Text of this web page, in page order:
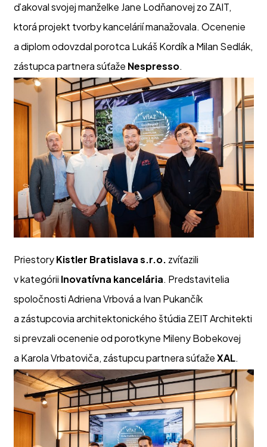
ďakoval svojej manželke Jane Lodňanovej zo ZAIT,
ktorá projekt tvorby kancelárií manažovala. Ocenenie
a diplom odovzdal porotca Lukáš Kordík a Milan Sedlák,
zástupca partnera súťaže Nespresso.
PriestoryKistler Bratislava s.r.o. zvíťazili
v kategórii Inovatívna kancelária. Predstavitelia
spoločnosti Adriena Vrbová a Ivan Pukančík
a zástupcovia architektonického štúdia ZEIT Architekti
si prevzali ocenenie od porotkyne Mileny Bobekovej
a Karola Vrbatoviča, zástupcu partnera súťažeXAL.